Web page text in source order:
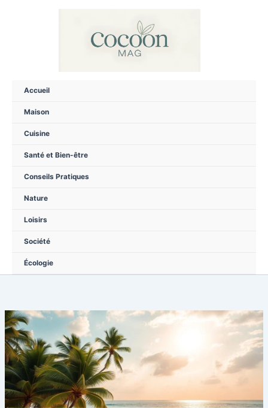
Accueil
Maison
Cuisine
Santé et Bien-être
Conseils Pratiques
Nature
Loisirs
Société
Écologie